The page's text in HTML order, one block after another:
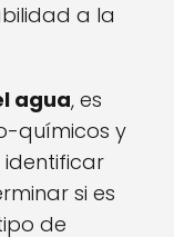
a la
agua, es
químicos y
identificar
si es
de